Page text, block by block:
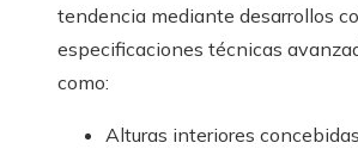
tendencia mediante desarrollos
especificaciones técnicas
como:
Alturas interiores concebidas